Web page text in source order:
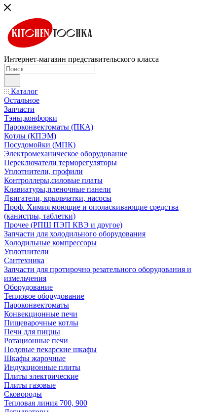
Интернет-магазин представительского класса
Каталог
Остальное
Запчасти
Тэны,конфорки
Пароконвектоматы (ПКА)
Котлы (КПЭМ)
Посудомойки (МПК)
Электромеханическое оборудование
Переключатели терморегуляторы
Уплотнители, профили
Контроллеры,силовые платы
Клавиатуры,пленочные панели
Двигатели, крыльчатки, насосы
Проф. Химия моющие и ополаскивающие средства
(канистры, таблетки)
Прочее (РПШ ПЭП КВЭ и другое)
Запчасти для холодильного оборудования
Холодильные компрессоры
Уплотнители
Сантехника
Запчасти для протирочно резательного оборудования и
измельчения
Оборудование
Тепловое оборудование
Пароконвектоматы
Конвекционные печи
Пищеварочные котлы
Печи для пиццы
Ротационные печи
Подовые пекарские шкафы
Шкафы жарочные
Индукционные плиты
Плиты электрические
Плиты газовые
Сковороды
Тепловая линия 700, 900